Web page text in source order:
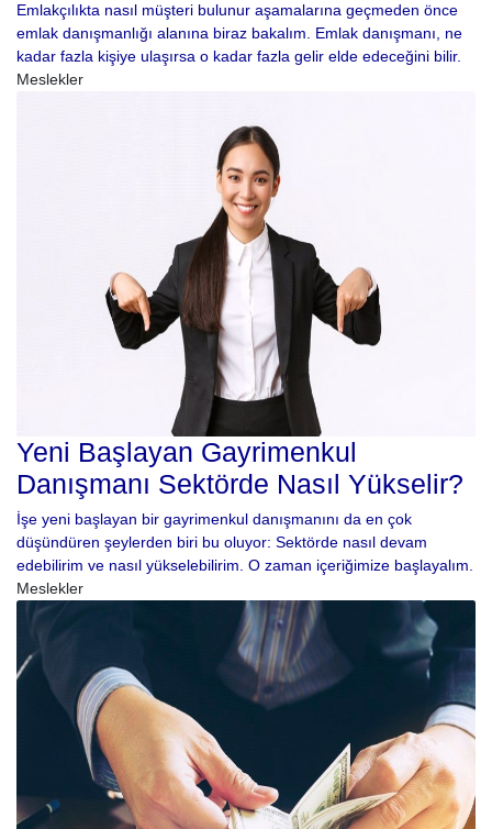
Emlakçılıkta nasıl müşteri bulunur aşamalarına geçmeden önce
emlak danışmanlığı alanına biraz bakalım. Emlak danışmanı, ne
kadar fazla kişiye ulaşırsa o kadar fazla gelir elde edeceğini bilir.
Meslekler
Yeni Başlayan Gayrimenkul
Danışmanı Sektörde Nasıl Yükselir?
İşe yeni başlayan bir gayrimenkul danışmanını da en çok
düşündüren şeylerden biri bu oluyor: Sektörde nasıl devam
edebilirim ve nasıl yükselebilirim. O zaman içeriğimize başlayalım.
Meslekler